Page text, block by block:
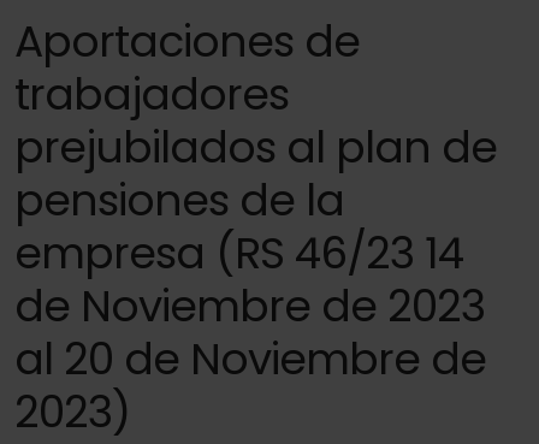
Aportaciones de
trabajadores
prejubilados al plan de
pensiones de la
empresa (RS 46/23 14
de Noviembre de 2023
al 20 de Noviembre de
2023)